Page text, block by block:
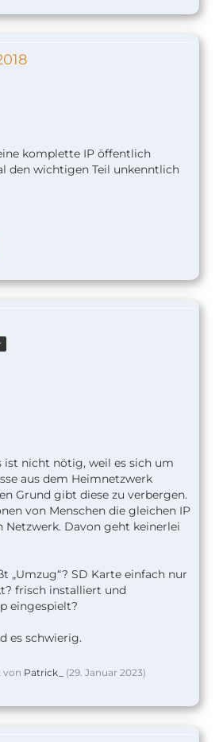
komplette IP öffentlich
den wichtigen Teil unkenntlich
ist nicht nötig, weil es sich um
aus dem Heimnetzwerk
Grund gibt diese zu verbergen.
von Menschen die gleichen IP
Netzwerk. Davon geht keinerlei
„Umzug“? SD Karte einfach nur
frisch installiert und
eingespielt?
es schwierig.
von Patrick_ (29. Januar 2023)